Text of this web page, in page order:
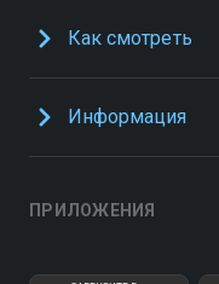
Как смотреть
Информация
ПРИЛОЖЕНИЯ